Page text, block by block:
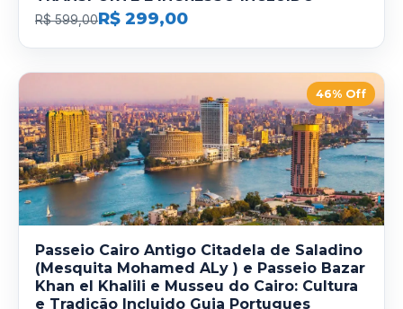
R$ 599,00R$ 299,00
46% Off
Passeio Cairo Antigo Citadela de Saladino
(Mesquita Mohamed ALy ) e Passeio Bazar
Khan el Khalili e Musseu do Cairo: Cultura
e Tradição Incluido Guia Portugues